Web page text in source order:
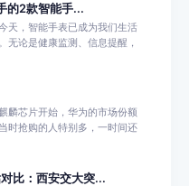
的2款智能手...
天，智能手表已成为我们生活
无论是健康监测、信息提醒，
麟芯片开始，华为的市场份额
时抢购的人特别多，一时间还
比：西安交大突...